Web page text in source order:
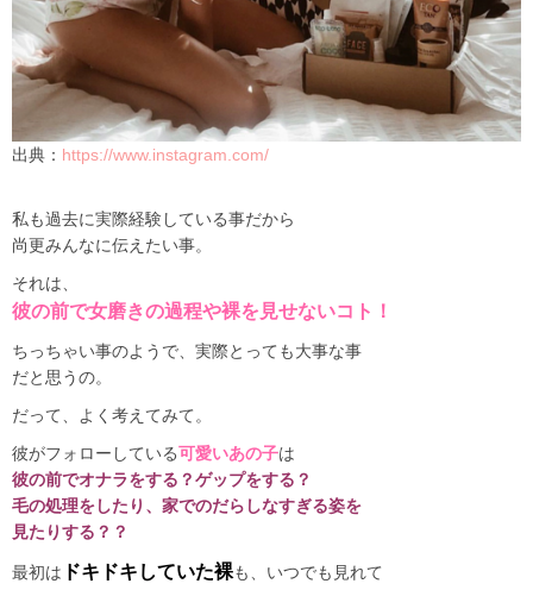
出典： https://www.instagram.com/
私も過去に実際経験している事だから
尚更みんなに伝えたい事。
それは、
彼の前で女磨きの過程や裸を見せないコト！
ちっちゃい事のようで、実際とっても大事な事
だと思うの。
だって、よく考えてみて。
彼がフォローしている可愛いあの子は
彼の前でオナラをする？ゲップをする？
毛の処理をしたり、家でのだらしなすぎる姿を
見たりする？？
最初は ドキドキしていた裸も、いつでも見れて